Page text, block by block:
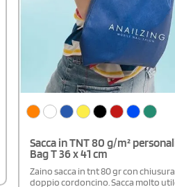
Sacca in TNT 80 g/m²
Bag T 36 x 41 cm
Zaino sacca in tnt 80 gr con chiusura
doppio cordoncino. Sacca molto